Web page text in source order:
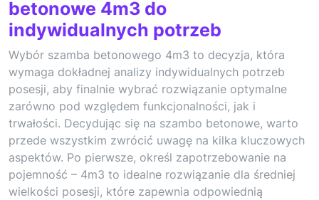
betonowe 4m3 do
indywidualnych potrzeb
Wybór szamba betonowego 4m3 to decyzja, która
wymaga dokładnej analizy indywidualnych potrzeb
posesji, aby finalnie wybrać rozwiązanie optymalne
zarówno pod względem funkcjonalności, jak i
trwałości. Decydując się na szambo betonowe, warto
przede wszystkim zwrócić uwagę na kilka kluczowych
aspektów. Po pierwsze, określ zapotrzebowanie na
pojemność – 4m3 to idealne rozwiązanie dla średniej
wielkości posesji, które zapewnia odpowiednią